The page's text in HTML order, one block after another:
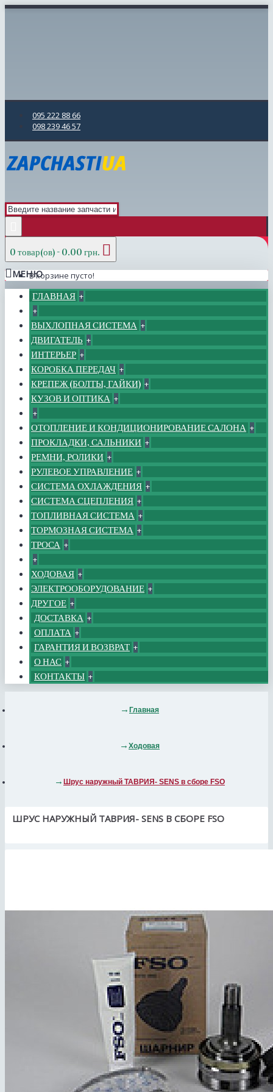
095 222 88 66
098 239 46 57
0 товар(ов) - 0.00 грн.
В корзине пусто!
МЕНЮ
ГЛАВНАЯ +
+
ВЫХЛОПНАЯ СИСТЕМА +
ДВИГАТЕЛЬ +
ИНТЕРЬЕР +
КОРОБКА ПЕРЕДАЧ +
КРЕПЕЖ (БОЛТЫ, ГАЙКИ) +
КУЗОВ И ОПТИКА +
+
ОТОПЛЕНИЕ И КОНДИЦИОНИРОВАНИЕ САЛОНА +
ПРОКЛАДКИ, САЛЬНИКИ +
РЕМНИ, РОЛИКИ +
РУЛЕВОЕ УПРАВЛЕНИЕ +
СИСТЕМА ОХЛАЖДЕНИЯ +
СИСТЕМА СЦЕПЛЕНИЯ +
ТОПЛИВНАЯ СИСТЕМА +
ТОРМОЗНАЯ СИСТЕМА +
ТРОСА +
+
ХОДОВАЯ +
ЭЛЕКТРООБОРУДОВАНИЕ +
ДРУГОЕ +
ДОСТАВКА +
ОПЛАТА +
ГАРАНТИЯ И ВОЗВРАТ +
О НАС +
КОНТАКТЫ +
Главная
Ходовая
Шрус наружный ТАВРИЯ- SENS в сборе FSO
ШРУС НАРУЖНЫЙ ТАВРИЯ- SENS В СБОРЕ FSO